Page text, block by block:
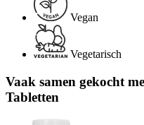
Vegan
Vegetarisch
Vaak samen gekocht
Tabletten